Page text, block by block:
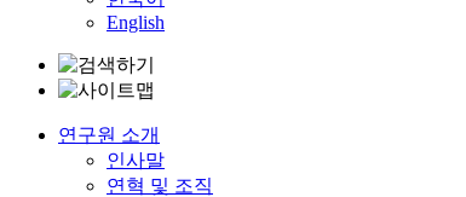
English
연구원 소개
인사말
연혁 및 조직